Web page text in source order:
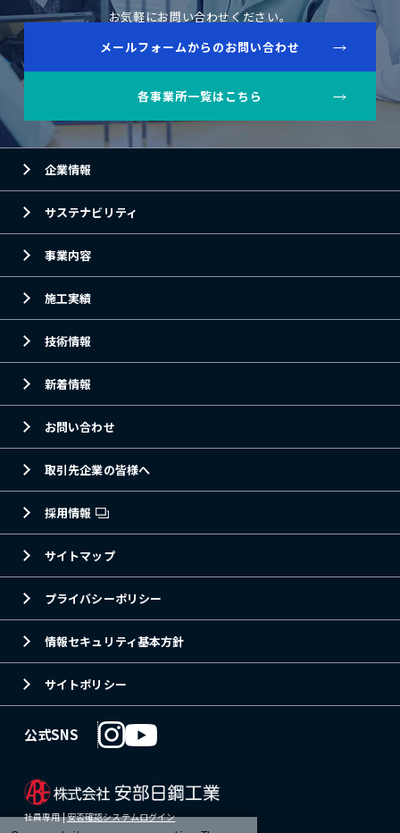
お気軽にお問い合わせください。
メールフォームからのお問い合わせ
各事業所一覧はこちら
企業情報
サステナビリティ
事業内容
施工実績
技術情報
新着情報
お問い合わせ
取引先企業の皆様へ
採用情報
サイトマップ
プライバシーポリシー
情報セキュリティ基本方針
サイトポリシー
公式SNS
社員専用 |安否確認システムログイン